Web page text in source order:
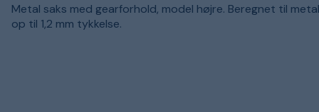
Metal saks med gearforhold, model højre. Beregnet til
op til 1,2 mm tykkelse.